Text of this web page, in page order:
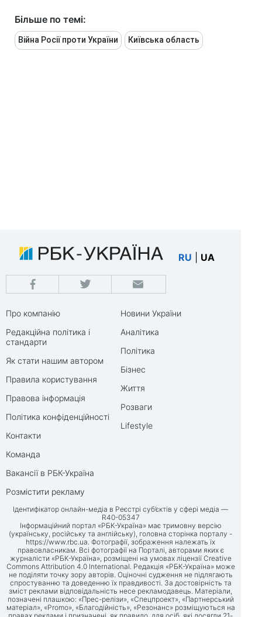
Більше по темі:
Війна Росії проти України Київська область
RU UA
Про компанію
Редакційна політика і
стандарти
Як стати нашим автором
Правила користування
Правова інформація
Політика конфіденційності
Контакти
Команда
Вакансії в РБК-Україна
Розмістити рекламу
Новини України
Аналітика
Політика
Бізнес
Життя
Розваги
Lifestyle
Ідентифікатор онлайн-медіа в Реєстрі суб’єктів у сфері медіа —
R40-05347
Інформаційний портал «РБК-Україна» має тримовну версію
(українську, російську та англійську), головна сторінка порталу -
https://www.rbc.ua. Фотографії, зображення належать їх
правовласникам. Всі фотографії на Порталі, авторами яких є
журналісти «РБК-Україна», розміщені на умовах ліцензії Creative
Commons Attribution 4.0 International. Редакція «РБК-Україна» може
не поділяти точку зору авторів. Оціночні судження не підлягають
спростуванню та доведенню їх правдивості. За достовірність та
зміст реклами відповідальність несе рекламодавець. Матеріали,
позначені плашкою: «Прес-релізи», «Спецпроект», «Партнерський
матеріал», «Promo», «Благодійність», «Резонанс» розміщуються на